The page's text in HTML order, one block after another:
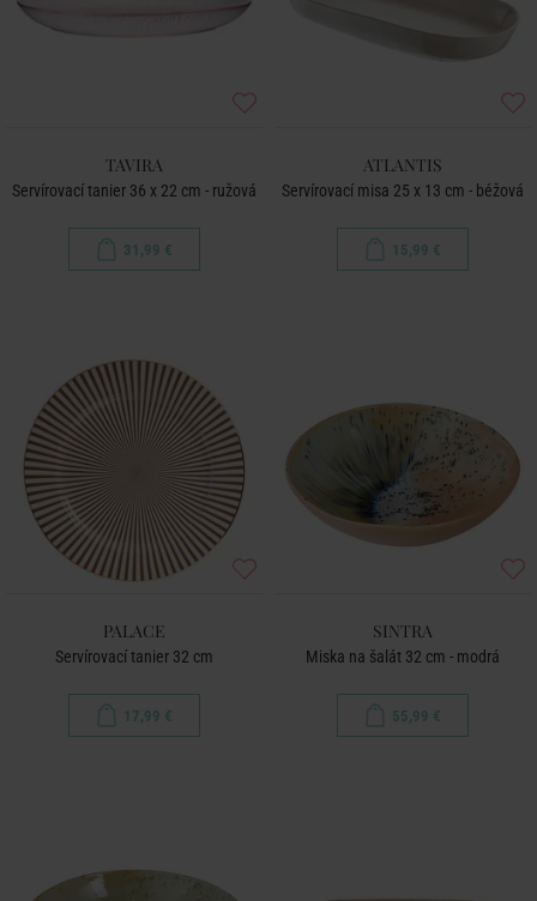
TAVIRA
Servírovací tanier 36 x 22 cm - ružová
31,99 €
ATLANTIS
Servírovací misa 25 x 13 cm - béžová
15,99 €
PALACE
Servírovací tanier 32 cm
17,99 €
SINTRA
Miska na šalát 32 cm - modrá
55,99 €